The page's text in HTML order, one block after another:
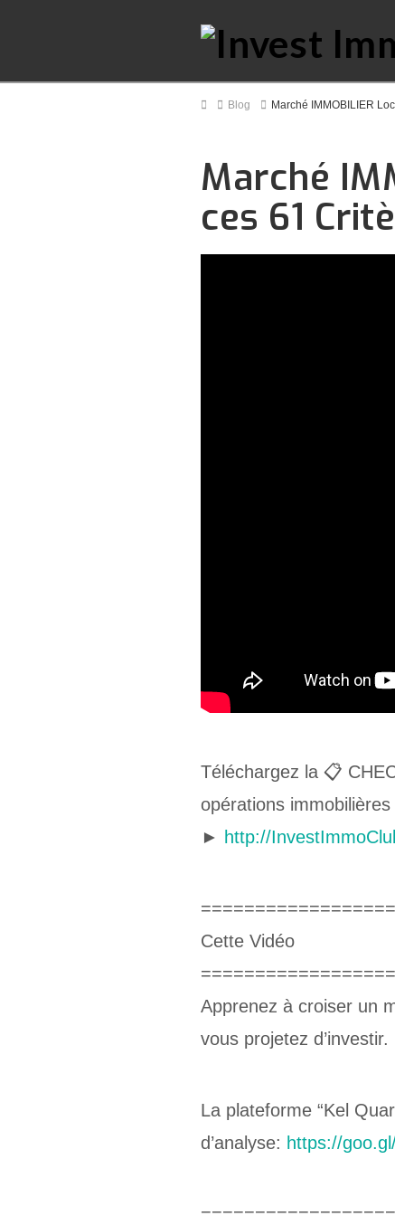
HomeBlog Marché IMMOBILIER
Marché
ces 61
Téléchargez la 📋
opérations immobilières
► http://
Cette Vidéo
Apprenez à croiser un
vous projetez d’investir.
La plateforme “Kel
d’analyse: https://